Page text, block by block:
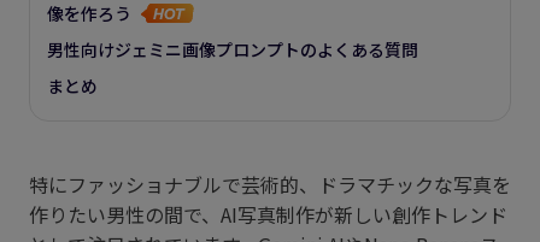
像を作ろう
男性向けジェミニ画像プロンプトのよくある質問
まとめ
特にファッショナブルで芸術的、ドラマチックな写真を
作りたい男性の間で、AI写真制作が新しい創作トレンド